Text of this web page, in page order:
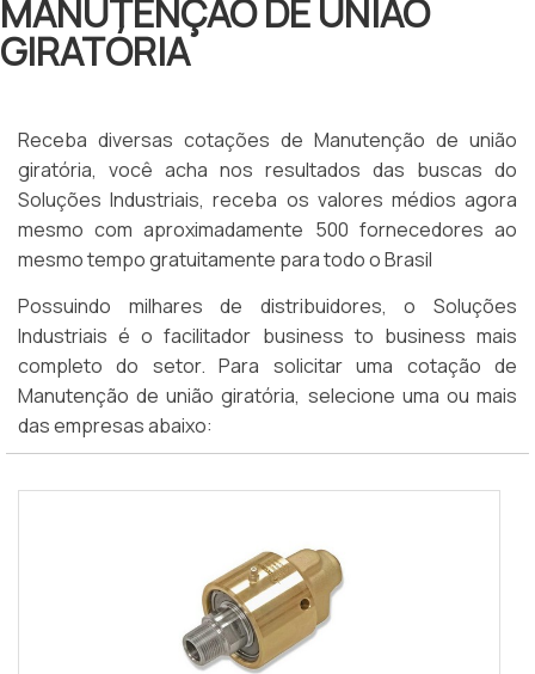
MANUTENÇÃO DE UNIÃO
GIRATÓRIA
Receba diversas cotações de Manutenção de união
giratória, você acha nos resultados das buscas do
Soluções Industriais, receba os valores médios agora
mesmo com aproximadamente 500 fornecedores ao
mesmo tempo gratuitamente para todo o Brasil
Possuindo milhares de distribuidores, o Soluções
Industriais é o facilitador business to business mais
completo do setor. Para solicitar uma cotação de
Manutenção de união giratória, selecione uma ou mais
das empresas abaixo: